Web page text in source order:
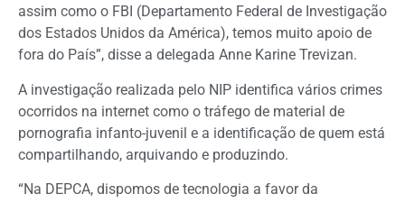
assim como o FBI (Departamento Federal de Investigação
dos Estados Unidos da América), temos muito apoio de
fora do País”, disse a delegada Anne Karine Trevizan.
A investigação realizada pelo NIP identifica vários crimes
ocorridos na internet como o tráfego de material de
pornografia infanto-juvenil e a identificação de quem está
compartilhando, arquivando e produzindo.
“Na DEPCA, dispomos de tecnologia a favor da